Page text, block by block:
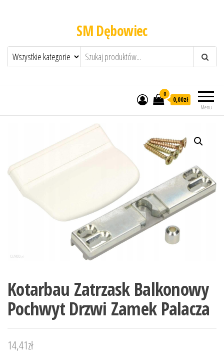
SM Dębowiec
Menu
0
0,00zł
Kotarbau Zatrzask Balkonowy
Pochwyt Drzwi Zamek Palacza
14,41zł